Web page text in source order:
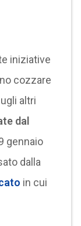
iniziative
cozzare
altri
dal
gennaio
dalla
in cui